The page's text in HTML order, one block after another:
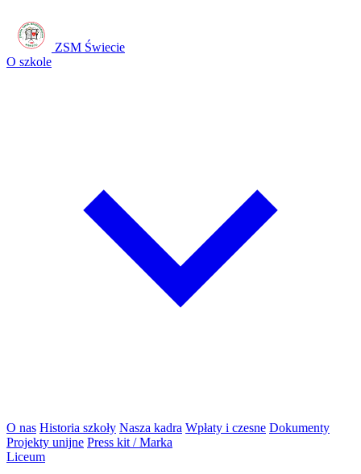
ZSM Świecie
O szkole
O nas Historia szkoły Nasza kadra Wpłaty i czesne Dokumenty
Projekty unijne Press kit / Marka
Liceum